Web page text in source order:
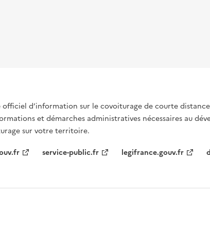
officiel d’information sur le covoiturage de courte
et démarches administratives nécessaires au
sur votre territoire.
service-public.fr legifrance.gouv.fr